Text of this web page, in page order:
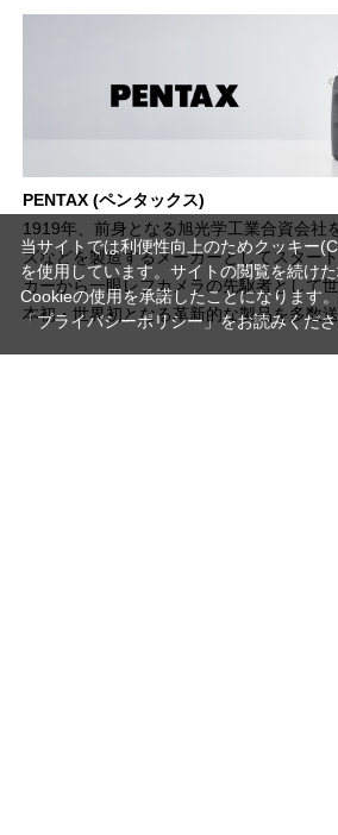
PENTAX (ペンタックス)
1919年、前身となる旭光学工業合資会社
ズなどを製造するメーカーとしてスター
カーから一眼レフカメラの先駆者として
本初・世界初となる革新的な製品を多数
当サイトでは利便性向上のためクッキー
を使用しています。サイトの閲覧を続け
Cookieの使用を承諾したことになります
「プライバシーポリシー」をお読みくだ